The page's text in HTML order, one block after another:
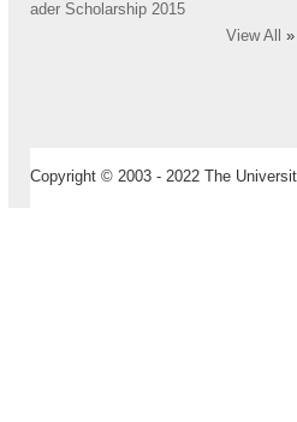
ader Scholarship 2015
View All
»
Copyright © 2003 - 2022 The